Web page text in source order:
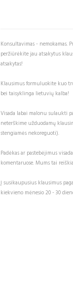
Konsultavimas - nemokamas.
peržiūrėkite jau atsakytus
atsakytas!
Klausimus formuluokite kuo
bei taisyklinga lietuvių kalba!
Visada labai malonu sulaukti
neterškime užduodamų
stengiamės nekoreguoti).
Padėkas ar pastebėjimus
komentaruose. Mums tai
Į susikaupusius klausimus
kiekvieno mėnesio 20 - 30